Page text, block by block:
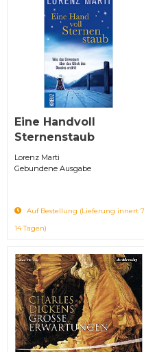
Eine Handvoll
Sternenstaub
Lorenz Marti
Gebundene Ausgabe
Auf Bestellung (Lieferung innert
14 Tagen)